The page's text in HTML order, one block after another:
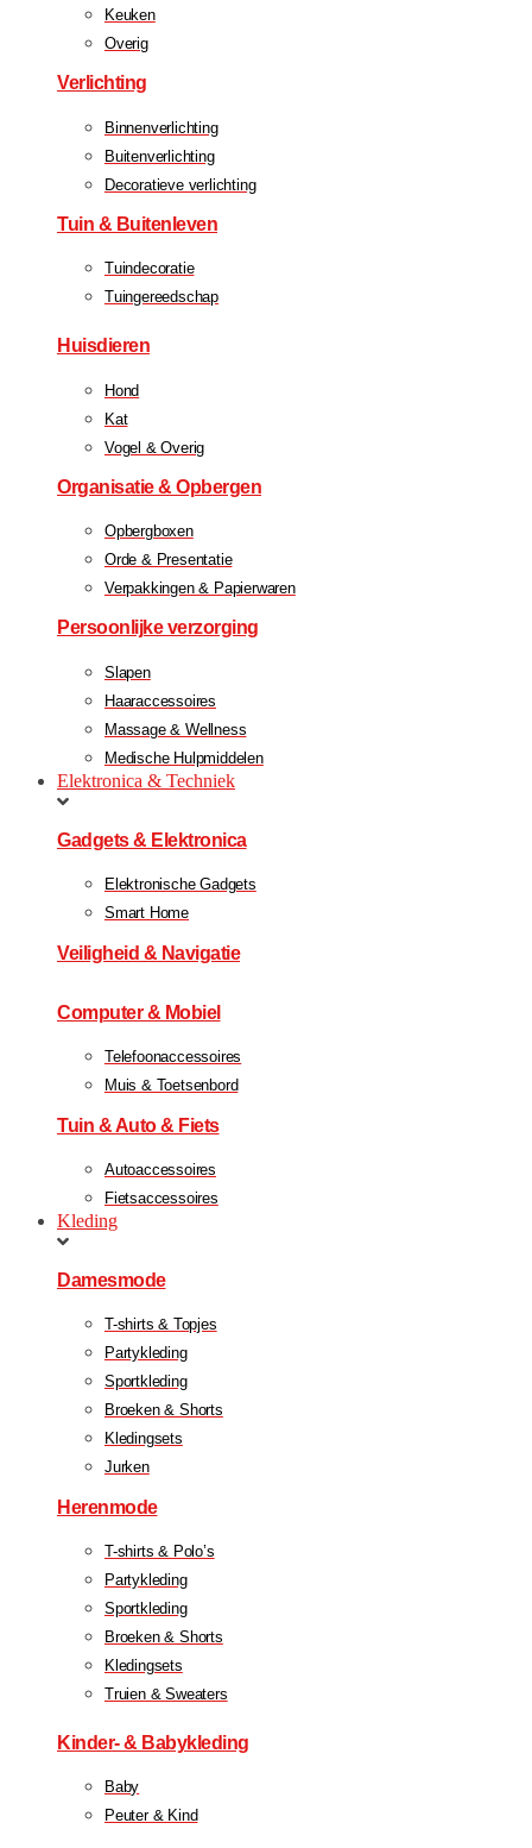
Keuken
Overig
Verlichting
Binnenverlichting
Buitenverlichting
Decoratieve verlichting
Tuin & Buitenleven
Tuindecoratie
Tuingereedschap
Huisdieren
Hond
Kat
Vogel & Overig
Organisatie & Opbergen
Opbergboxen
Orde & Presentatie
Verpakkingen & Papierwaren
Persoonlijke verzorging
Slapen
Haaraccessoires
Massage & Wellness
Medische Hulpmiddelen
Elektronica & Techniek
Gadgets & Elektronica
Elektronische Gadgets
Smart Home
Veiligheid & Navigatie
Computer & Mobiel
Telefoonaccessoires
Muis & Toetsenbord
Tuin & Auto & Fiets
Autoaccessoires
Fietsaccessoires
Kleding
Damesmode
T-shirts & Topjes
Partykleding
Sportkleding
Broeken & Shorts
Kledingsets
Jurken
Herenmode
T-shirts & Polo’s
Partykleding
Sportkleding
Broeken & Shorts
Kledingsets
Truien & Sweaters
Kinder- & Babykleding
Baby
Peuter & Kind